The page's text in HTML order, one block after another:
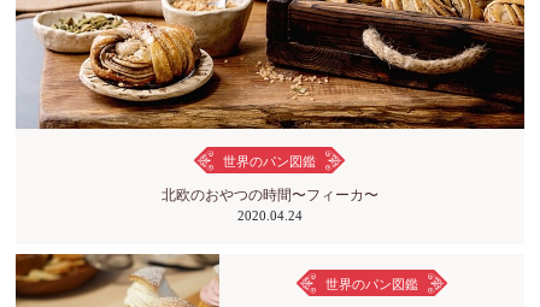
世界のパン図鑑
北欧のおやつの時間〜フィーカ〜
2020.04.24
世界のパン図鑑